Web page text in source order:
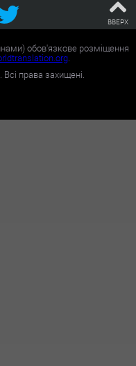
ВВЕРХ
обов'язкове розміщення
.
Всі права захищені.